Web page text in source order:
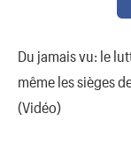
Du jamais vu: le
même les sièges
(Vidéo)